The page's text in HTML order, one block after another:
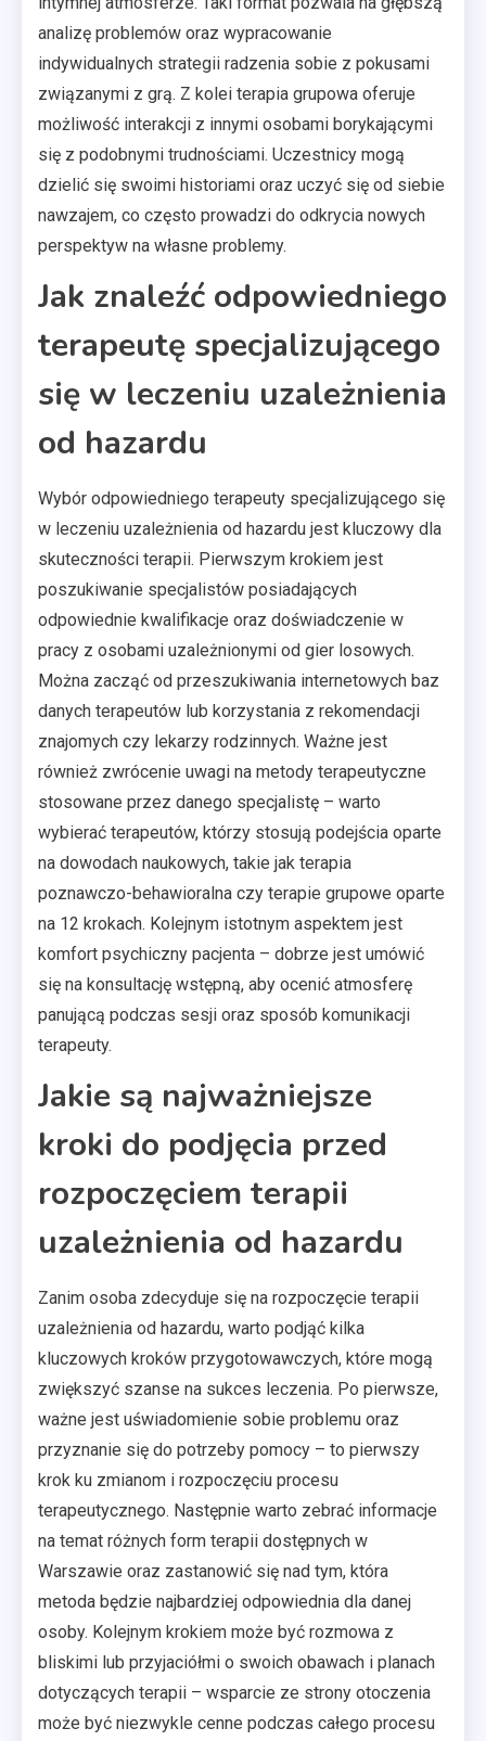
analizę problemów oraz wypracowanie
indywidualnych strategii radzenia sobie z pokusami
związanymi z grą. Z kolei terapia grupowa oferuje
możliwość interakcji z innymi osobami borykającymi
się z podobnymi trudnościami. Uczestnicy mogą
dzielić się swoimi historiami oraz uczyć się od siebie
nawzajem, co często prowadzi do odkrycia nowych
perspektyw na własne problemy.
Jak znaleźć odpowiedniego
terapeutę specjalizującego
się w leczeniu uzależnienia
od hazardu
Wybór odpowiedniego terapeuty specjalizującego się
w leczeniu uzależnienia od hazardu jest kluczowy dla
skuteczności terapii. Pierwszym krokiem jest
poszukiwanie specjalistów posiadających
odpowiednie kwalifikacje oraz doświadczenie w
pracy z osobami uzależnionymi od gier losowych.
Można zacząć od przeszukiwania internetowych baz
danych terapeutów lub korzystania z rekomendacji
znajomych czy lekarzy rodzinnych. Ważne jest
również zwrócenie uwagi na metody terapeutyczne
stosowane przez danego specjalistę – warto
wybierać terapeutów, którzy stosują podejścia oparte
na dowodach naukowych, takie jak terapia
poznawczo-behawioralna czy terapie grupowe oparte
na 12 krokach. Kolejnym istotnym aspektem jest
komfort psychiczny pacjenta – dobrze jest umówić
się na konsultację wstępną, aby ocenić atmosferę
panującą podczas sesji oraz sposób komunikacji
terapeuty.
Jakie są najważniejsze
kroki do podjęcia przed
rozpoczęciem terapii
uzależnienia od hazardu
Zanim osoba zdecyduje się na rozpoczęcie terapii
uzależnienia od hazardu, warto podjąć kilka
kluczowych kroków przygotowawczych, które mogą
zwiększyć szanse na sukces leczenia. Po pierwsze,
ważne jest uświadomienie sobie problemu oraz
przyznanie się do potrzeby pomocy – to pierwszy
krok ku zmianom i rozpoczęciu procesu
terapeutycznego. Następnie warto zebrać informacje
na temat różnych form terapii dostępnych w
Warszawie oraz zastanowić się nad tym, która
metoda będzie najbardziej odpowiednia dla danej
osoby. Kolejnym krokiem może być rozmowa z
bliskimi lub przyjaciółmi o swoich obawach i planach
dotyczących terapii – wsparcie ze strony otoczenia
może być niezwykle cenne podczas całego procesu